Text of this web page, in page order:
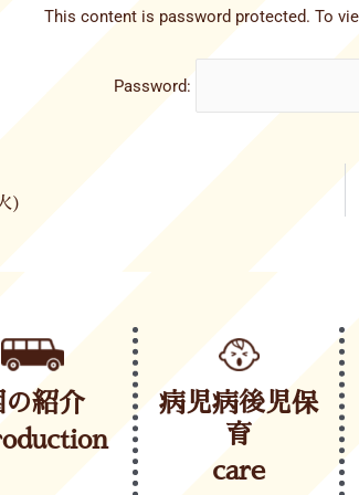
This content is password protected. To
Password:
)
の紹介
病児病後児保
育
care